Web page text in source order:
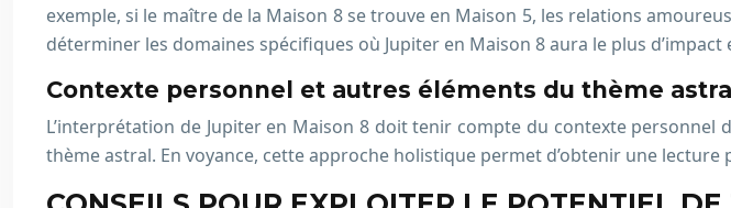
exemple, si le maître de la Maison 8 se trouve en Maison 5, les relations
déterminer les domaines spécifiques où Jupiter en Maison 8 aura le plus
Contexte personnel et autres éléments du thème
L’interprétation de Jupiter en Maison 8 doit tenir compte du contexte personnel
thème astral. En voyance, cette approche holistique permet d’obtenir une lecture